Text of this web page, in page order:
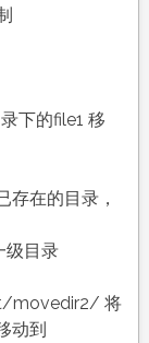
下的file1 移
存在的目录，
级目录
movedir2/ 将
动到